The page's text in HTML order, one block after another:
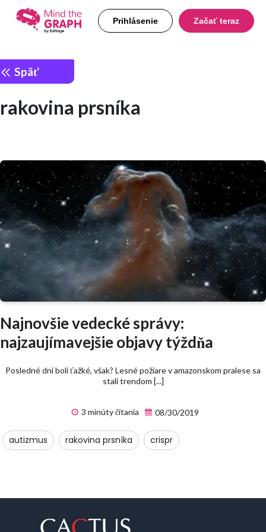
Prihlásenie Začať teraz
Späť
rakovina prsníka
Najnovšie vedecké správy:
najzaujímavejšie objavy týždňa
Posledné dni boli ťažké, však? Lesné požiare v amazonskom pralese sa
stali trendom [...]
3 minúty čítania 08/30/2019
autizmus rakovina prsníka crispr